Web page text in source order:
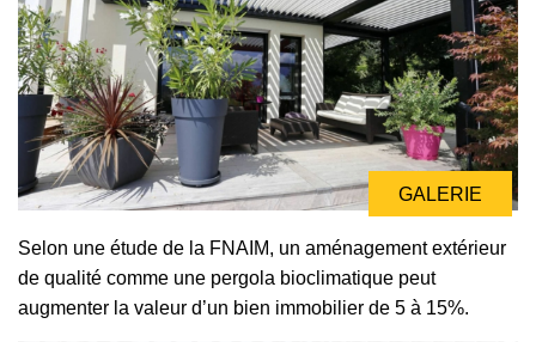
GALERIE
Selon une étude de la FNAIM, un aménagement extérieur
de qualité comme une pergola bioclimatique peut
augmenter la valeur d’un bien immobilier de 5 à 15%.